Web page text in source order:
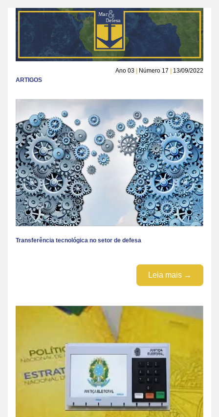
Ano 03 Número 17
13/09/2022
ARTIGOS
Transferência tecnológica no setor de defesa
Leia mais →